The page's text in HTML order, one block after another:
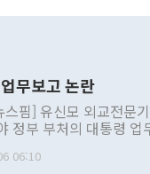
무보고 논란
핌] 유신모 외교전문
정부 부처의 대통령
는 정부 내 조율을 거치
06:10